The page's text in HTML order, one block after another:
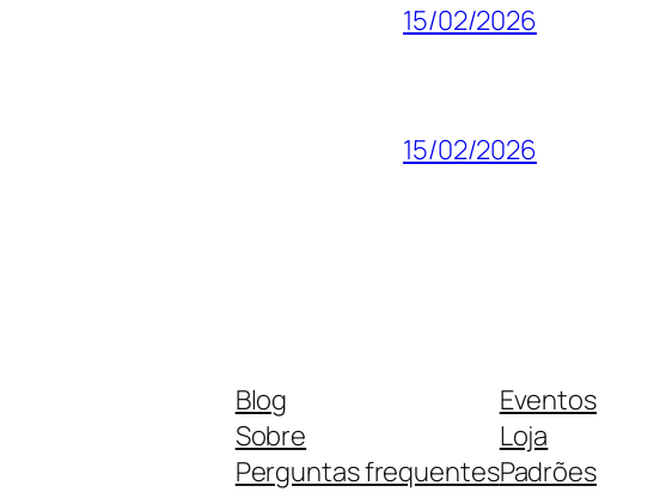
15/02/2026
15/02/2026
Blog
Sobre
Perguntas frequentes
Eventos
Loja
Padrões